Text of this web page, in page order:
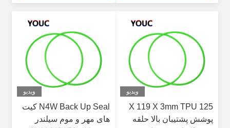
ویدیو
125 X 119 X 3mm TPU
پوشش پشتیبان بالا حلقه
ویدیو
N4W Back Up Seal کیت
های مهر و موم سیلندر